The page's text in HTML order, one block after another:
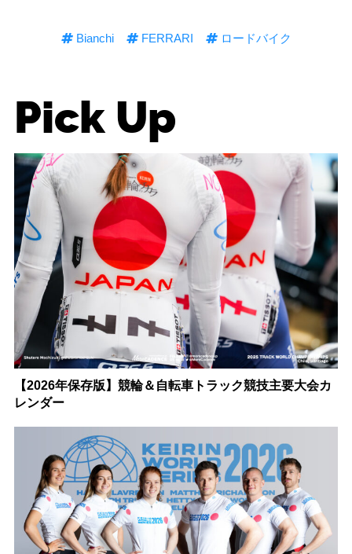
Bianchi FERRARI ロードバイク
Pick Up
【2026年保存版】競輪＆自転車トラック競技主要大会カ
レンダー